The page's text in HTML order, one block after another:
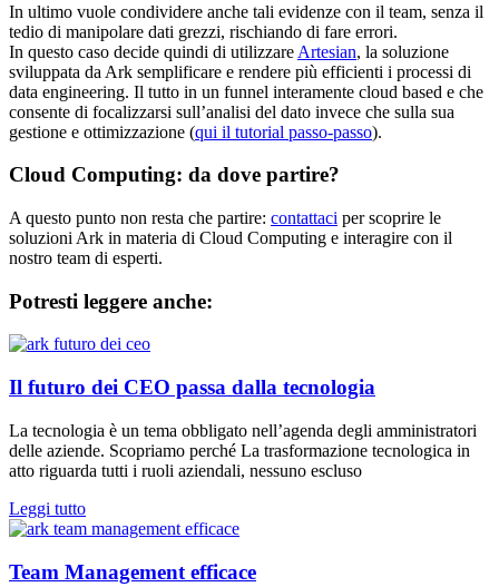
In ultimo vuole condividere anche tali evidenze con il team, senza il
tedio di manipolare dati grezzi, rischiando di fare errori.
In questo caso decide quindi di utilizzare Artesian, la soluzione
sviluppata da Ark semplificare e rendere più efficienti i processi di
data engineering. Il tutto in un funnel interamente cloud based e che
consente di focalizzarsi sull’analisi del dato invece che sulla sua
gestione e ottimizzazione (qui il tutorial passo-passo).
Cloud Computing: da dove partire?
A questo punto non resta che partire: contattaci per scoprire le
soluzioni Ark in materia di Cloud Computing e interagire con il
nostro team di esperti.
Potresti leggere anche:
Il futuro dei CEO passa dalla tecnologia
La tecnologia è un tema obbligato nell’agenda degli amministratori
delle aziende. Scopriamo perché La trasformazione tecnologica in
atto riguarda tutti i ruoli aziendali, nessuno escluso
Leggi tutto
Team Management efficace